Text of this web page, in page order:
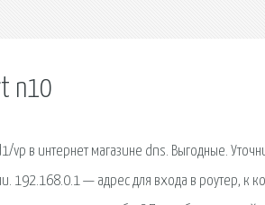
n10
vp в интернет магазине dns. Выгодные.
192.168.0.1 — адрес для входа в роутер, к